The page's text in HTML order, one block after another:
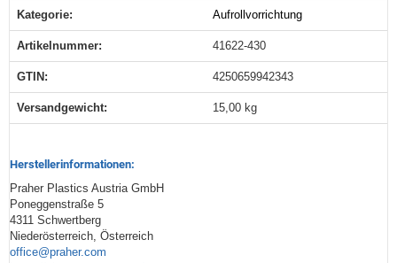
Produkteigenschaft
Wert
Kategorie: Aufrollvorrichtung
Artikelnummer: 41622-430
GTIN: 4250659942343
Versandgewicht‍: 15,00 kg
Herstellerinformationen:
Praher Plastics Austria GmbH
Poneggenstraße 5
4311 Schwertberg
Niederösterreich, Österreich
office@praher.com